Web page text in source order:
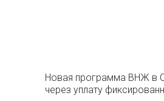
Новая программа ВНЖ в
через уплату